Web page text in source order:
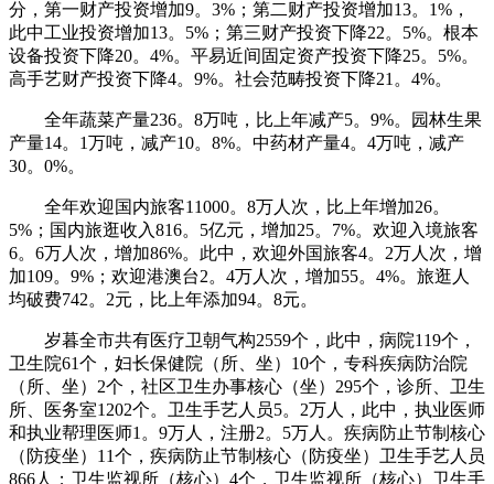
分，第一财产投资增加9。3%；第二财产投资增加13。1%，
此中工业投资增加13。5%；第三财产投资下降22。5%。根本
设备投资下降20。4%。平易近间固定资产投资下降25。5%。
高手艺财产投资下降4。9%。社会范畴投资下降21。4%。
全年蔬菜产量236。8万吨，比上年减产5。9%。园林生果
产量14。1万吨，减产10。8%。中药材产量4。4万吨，减产
30。0%。
全年欢迎国内旅客11000。8万人次，比上年增加26。
5%；国内旅逛收入816。5亿元，增加25。7%。欢迎入境旅客
6。6万人次，增加86%。此中，欢迎外国旅客4。2万人次，增
加109。9%；欢迎港澳台2。4万人次，增加55。4%。旅逛人
均破费742。2元，比上年添加94。8元。
岁暮全市共有医疗卫朝气构2559个，此中，病院119个，
卫生院61个，妇长保健院（所、坐）10个，专科疾病防治院
（所、坐）2个，社区卫生办事核心（坐）295个，诊所、卫生
所、医务室1202个。卫生手艺人员5。2万人，此中，执业医师
和执业帮理医师1。9万人，注册2。5万人。疾病防止节制核心
（防疫坐）11个，疾病防止节制核心（防疫坐）卫生手艺人员
866人；卫生监视所（核心）4个，卫生监视所（核心）卫生手